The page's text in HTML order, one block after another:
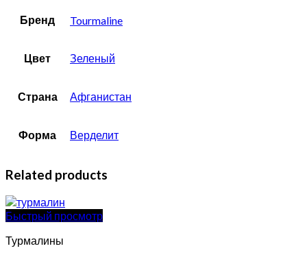
Бренд Tourmaline
Цвет Зеленый
Страна Афганистан
Форма Верделит
Related products
Быстрый просмотр
Турмалины